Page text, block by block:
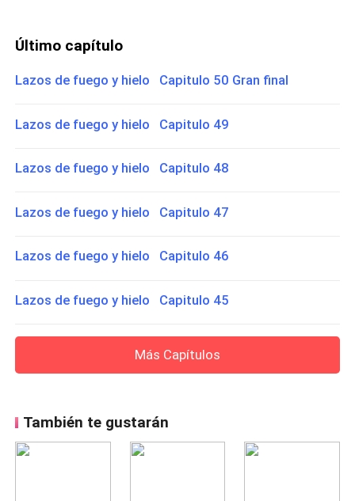
Último capítulo
Lazos de fuego y hielo Capitulo 50 Gran final
Lazos de fuego y hielo Capitulo 49
Lazos de fuego y hielo Capitulo 48
Lazos de fuego y hielo Capitulo 47
Lazos de fuego y hielo Capitulo 46
Lazos de fuego y hielo Capitulo 45
Más Capítulos
También te gustarán